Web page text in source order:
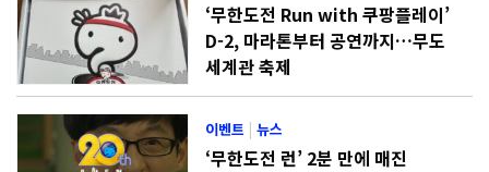
‘무한도전 Run with 쿠팡플레이’
D-2, 마라톤부터 공연까지…무도
세계관 축제
이벤트 |뉴스
‘무한도전 런’ 2분 만에 매진